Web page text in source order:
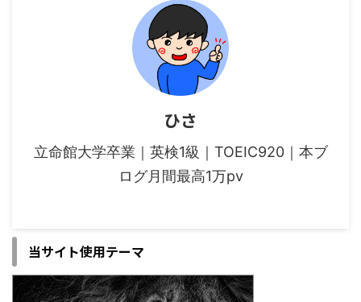
ひさ
立命館大学卒業｜英検1級｜TOEIC920｜本ブ
ログ月間最高1万pv
当サイト使用テーマ